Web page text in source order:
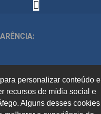
personalizar conteúdo e
recursos de mídia social e
Alguns desses cookies